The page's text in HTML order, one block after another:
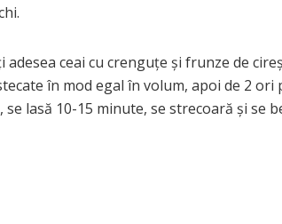
adesea ceai cu crenguțe și frunze de
în mod egal în volum, apoi de 2 ori
lasă 10-15 minute, se strecoară și se